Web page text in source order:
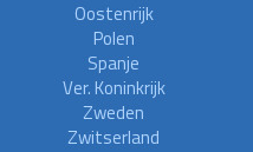
Oostenrijk
Polen
Spanje
Ver. Koninkrijk
Zweden
Zwitserland